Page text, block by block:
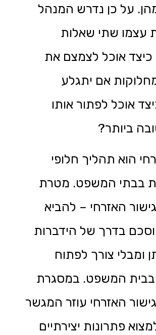
על כן נדרש המנהל
עצמו שתי שאלות
כיצד אוכל לצמצם את
אם יתגלע
אוכל לפתור אותו
ביותר?
הוא תהליך חלופי
בבתי המשפט. מטרת
האזרחי – להביא
בדרך של הידברות
ומבלי צורך לפתוח
בבית המשפט. במסגרת
האזרחי עוזר המגשר
פתרונות יצירתיים